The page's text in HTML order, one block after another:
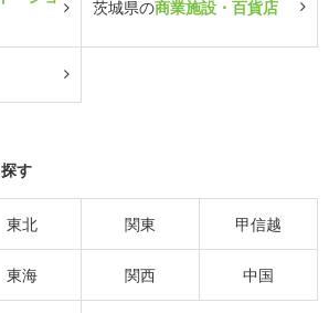
茨城県の商業施設・百貨店
す
東北 関東 甲信越
東海 関西 中国